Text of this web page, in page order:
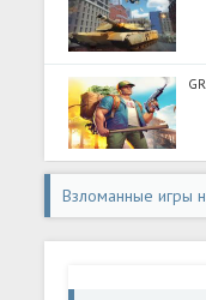
Взломанные игры
Шляпки Симбы